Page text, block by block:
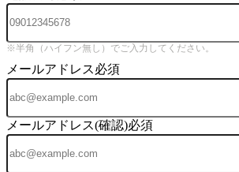
※半角（ハイフン無し）でご入力してください。
メールアドレス必須
メールアドレス(確認)必須